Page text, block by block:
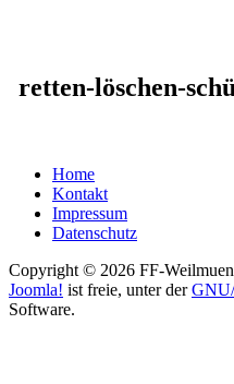
retten-löschen-
Home
Kontakt
Impressum
Datenschutz
Copyright © 2026 FF-
Joomla! ist freie, unter der
Software.